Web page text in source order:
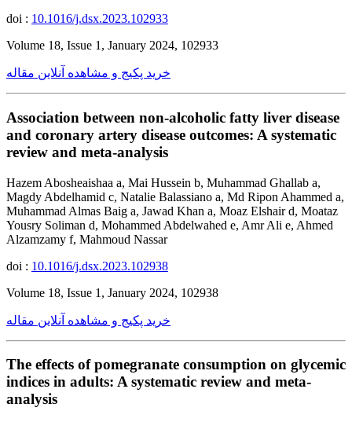
doi : 10.1016/j.dsx.2023.102933
Volume 18, Issue 1, January 2024, 102933
خرید پکیج و مشاهده آنلاین مقاله
Association between non-alcoholic fatty liver disease
and coronary artery disease outcomes: A systematic
review and meta-analysis
Hazem Abosheaishaa a, Mai Hussein b, Muhammad Ghallab a,
Magdy Abdelhamid c, Natalie Balassiano a, Md Ripon Ahammed a,
Muhammad Almas Baig a, Jawad Khan a, Moaz Elshair d, Moataz
Yousry Soliman d, Mohammed Abdelwahed e, Amr Ali e, Ahmed
Alzamzamy f, Mahmoud Nassar
doi : 10.1016/j.dsx.2023.102938
Volume 18, Issue 1, January 2024, 102938
خرید پکیج و مشاهده آنلاین مقاله
The effects of pomegranate consumption on glycemic
indices in adults: A systematic review and meta-
analysis